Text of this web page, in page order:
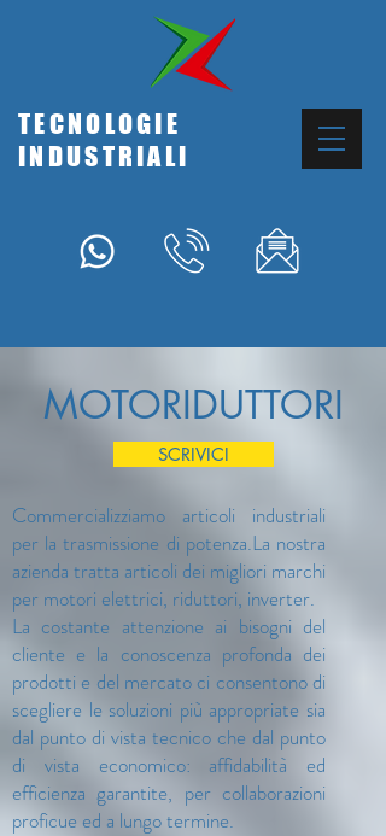
TECNOLOGIE
INDUSTRIALI
MOTORIDUTTORI
SCRIVICI
Commercializziamo articoli industriali
per la trasmissione di potenza.La nostra
azienda tratta articoli dei migliori marchi
per motori elettrici, riduttori, inverter.
La costante attenzione ai bisogni del
cliente e la conoscenza profonda dei
prodotti e del mercato ci consentono di
scegliere le soluzioni più appropriate sia
dal punto di vista tecnico che dal punto
di vista economico: affidabilità ed
efficienza garantite, per collaborazioni
proficue ed a lungo termine.